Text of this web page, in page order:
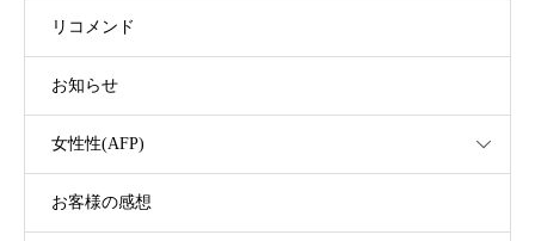
リコメンド
お知らせ
女性性(AFP)
お客様の感想